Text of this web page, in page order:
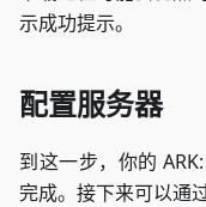
示成功提示。
配置服务器
到这一步，你的
完成。接下来可以通